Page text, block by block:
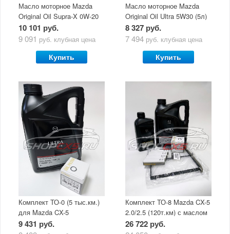
Масло моторное Mazda
Original Oil Supra-X 0W-20
(5 л)
10 101 руб.
9 091 руб. клубная цена
Купить
Масло моторное Mazda
Original Oil Ultra 5W30 (5л)
8 327 руб.
7 494 руб. клубная цена
Купить
Комплект ТО-0 (5 тыс.км.)
для Mazda CX-5
(двигатель 2.0/2.5) с
9 431 руб.
Комплект ТО-8 Mazda CX-5
2.0/2.5 (120т.км) с маслом
Mazda Original Oil Ultra
26 722 руб.